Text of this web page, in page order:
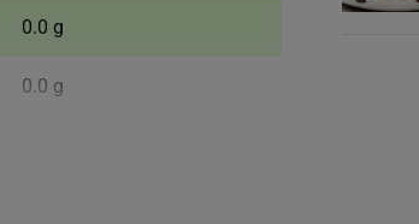
0.0 g
0.0 g